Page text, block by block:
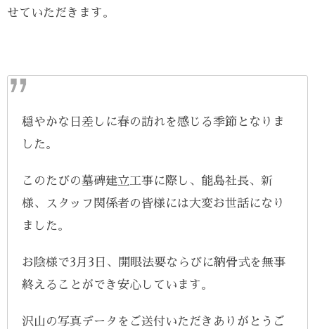
せていただきます。
穏やかな日差しに春の訪れを感じる季節となりま
した。
このたびの墓碑建立工事に際し、能島社長、新
様、スタッフ関係者の皆様には大変お世話になり
ました。
お陰様で3月3日、開眼法要ならびに納骨式を無事
終えることができ安心しています。
沢山の写真データをご送付いただきありがとうご